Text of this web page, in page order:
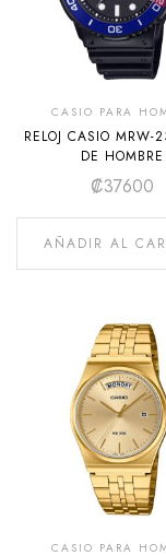
CASIO PARA
RELOJ CASIO MRW-
DE HOMBRE
₡37600
AÑADIR AL
CASIO PARA